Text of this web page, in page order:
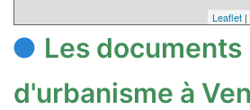
Leaflet
Les documents
d'urbanisme à